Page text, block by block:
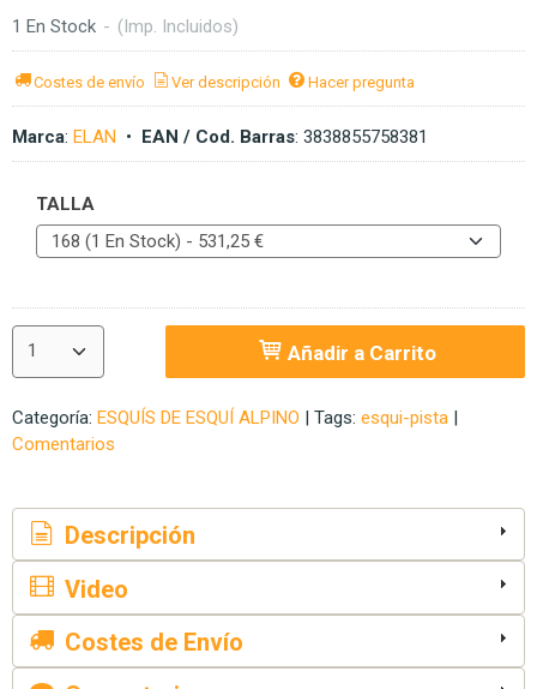
1 En Stock - (Imp. Incluidos)
Costes de envío Ver descripción Hacer pregunta
Marca: ELAN • EAN / Cod. Barras: 3838855758381
TALLA
Añadir a Carrito
Categoría: ESQUÍS DE ESQUÍ ALPINO | Tags: esqui-pista |
Comentarios
Descripción
Video
Costes de Envío